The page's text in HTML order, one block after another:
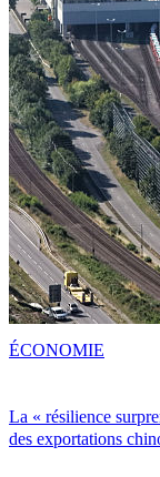
La « résilience
des exportations
ÉCONOMIE